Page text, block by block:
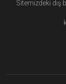
Sitemizdeki dış